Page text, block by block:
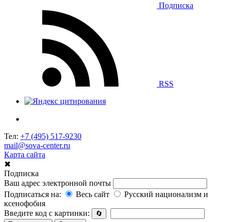
Подписка
RSS
Тел: +7 (495) 517-9230
mail@sova-center.ru
Карта сайта
✖
Подписка
Ваш адрес электронной почты
Подписаться на:
Весь сайт
Русский национализм и
ксенофобия
Введите код с картинки:
🔄